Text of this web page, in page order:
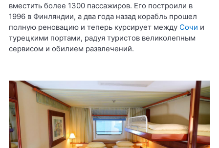
вместить более 1300 пассажиров. Его построили в
1996 в Финляндии, а два года назад корабль прошел
полную реновацию и теперь курсирует между Сочи и
турецкими портами, радуя туристов великолепным
сервисом и обилием развлечений.